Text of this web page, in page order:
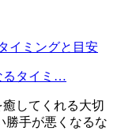
るタイミ…
してくれる大切
勝手が悪くなるな